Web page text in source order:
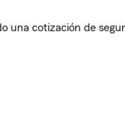
una cotización de